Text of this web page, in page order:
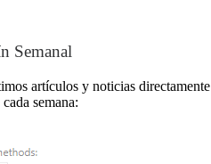
Semanal
artículos y noticias directamente
semana: